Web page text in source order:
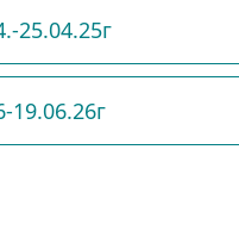
25.04.25г
19.06.26г